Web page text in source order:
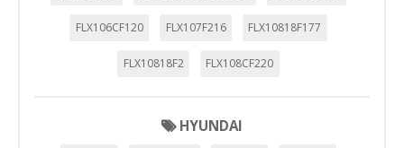
FLX106CF120 FLX107F216 FLX10818F177
FLX10818F2 FLX108CF220
HYUNDAI